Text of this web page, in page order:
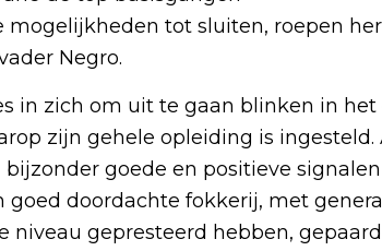
mogelijkheden tot sluiten, roepen
Negro.
in zich om uit te gaan blinken in
zijn gehele opleiding is
goede en positieve
doordachte fokkerij, met
niveau gepresteerd hebben,